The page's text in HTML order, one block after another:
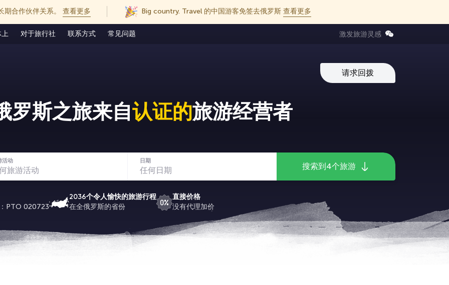
合作伙伴关系。 查看更多 Big country. Travel 的中国游客免签去俄罗斯 查看更多
上 对于旅行社 联系方式 常见问题 激发旅游灵感
请求回拨
罗斯之旅来自 认证的旅游经营者
活动 日期
搜索到4个旅游
：РТО 020723
2036个令人愉快的旅游行程
在全俄罗斯的省份
直接价格
没有代理加价